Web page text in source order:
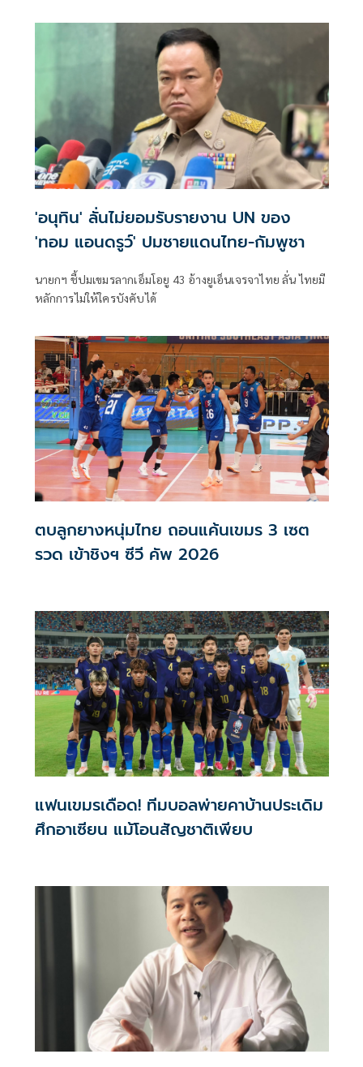
ระวังตกเป็นเครื่องมือเขมร​
'อนุทิน' ลั่นไม่ยอมรับรายงาน UN ของ
'ทอม แอนดรูว์' ปมชายแดนไทย-กัมพูชา
นายกฯ ชี้ปมเขมรลากเอ็มโอยู 43 อ้างยูเอ็นเจรจาไทย ลั่น ไทยมี
หลักการไม่ให้ใครบังคับได้
ตบลูกยางหนุ่มไทย ถอนแค้นเขมร 3 เซต
รวด เข้าชิงฯ ซีวี คัพ 2026
แฟนเขมรเดือด! ทีมบอลพ่ายคาบ้านประเดิม
ศึกอาเซียน แม้โอนสัญชาติเพียบ